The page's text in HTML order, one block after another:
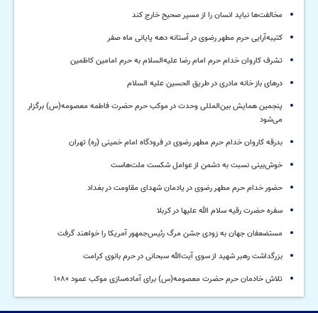
مخالفت‌ها نباید انسان را از مسیر صحیح خارج کند
کتیبه‌آرایی حرم مطهر رضوی در آستانه دهه پایانی ماه صفر
تشرف کاروان خدام حرم امام رضا علیه‌السلام به حرم امامین کاظمین
درهای باز خانه مادری در طریق الحسین علیه السلام
پنجمین همایش بین‌المللی وحدت در موکب حرم حضرت فاطمه معصومه(س) برگزار
می‌شود
بدرقه کاروان خدام حرم مطهر رضوی در فرودگاه امام خمینی (ره) تهران
خوش‌بینی نسبت به دشمن از عوامل شکست ملت‌هاست
حضور خدام حرم مطهر رضوی در یادمان شهدای مقاومت در بغداد
سفره حضرت رقیه سلام الله علیها در کربلا
مستضعفان جهان به زودی جشن مرگ رئیس‌جمهور آمریکا را خواهند گرفت
بزرگداشت رهبر شهید از سوی آیت‌الله سبحانی در حرم بانوی کرامت
تلاش خادمان حرم حضرت معصومه(س) برای آماده‌سازی موکب عمود ۱۰۸۰